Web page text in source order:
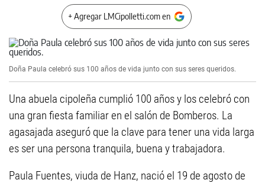
+ Agregar LMCipolletti.com en
Doña Paula celebró sus 100 años de vida junto con sus seres queridos.
Una abuela cipoleña cumplió 100 años y los celebró con
una gran fiesta familiar en el salón de Bomberos. La
agasajada aseguró que la clave para tener una vida larga
es ser una persona tranquila, buena y trabajadora.
Paula Fuentes, viuda de Hanz, nació el 19 de agosto de